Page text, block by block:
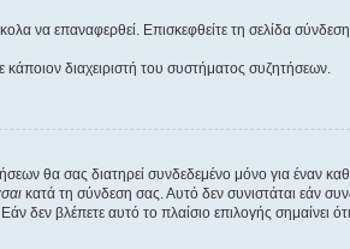
να επαναφερθεί. Επισκεφθείτε τη σελίδα
διαχειριστή του συστήματος συζητήσεων.
θα σας διατηρεί συνδεδεμένο μόνο για έναν
κατά τη σύνδεση σας. Αυτό δεν συνιστάται εάν
βλέπετε αυτό το πλαίσιο επιλογής σημαίνει